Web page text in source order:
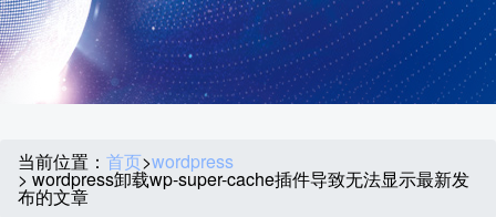
当前位置： 首页>wordpress
> wordpress卸载wp-super-cache插件导致无法显示最新发
布的文章